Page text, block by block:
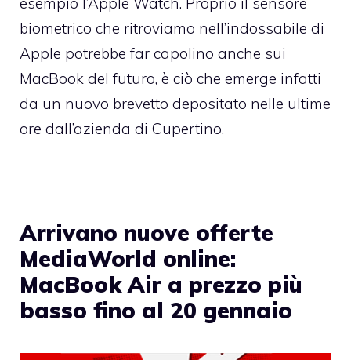
biometrico che ritroviamo nell’indossabile di
Apple potrebbe far capolino anche sui
MacBook del futuro, è ciò che emerge infatti
da un nuovo brevetto depositato nelle ultime
ore dall’azienda di Cupertino.
Arrivano nuove offerte
MediaWorld online:
MacBook Air a prezzo più
basso fino al 20 gennaio